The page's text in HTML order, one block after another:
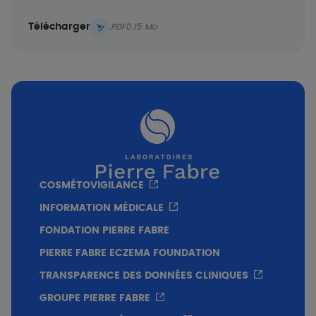
Télécharger .PDF0.15 Mo
COSMÉTOVIGILANCE
INFORMATION MÉDICALE
FONDATION PIERRE FABRE
PIERRE FABRE ECZEMA FOUNDATION
TRANSPARENCE DES DONNÉES CLINIQUES
GROUPE PIERRE FABRE